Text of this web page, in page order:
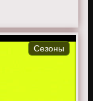
Сезоны